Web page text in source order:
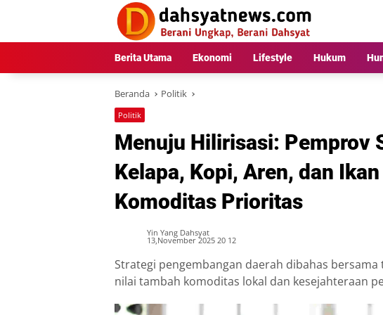
Berita Utama Ekonomi Lifestyle Hukum
Beranda Politik
Politik
Menuju Hilirisasi: Pemprov
Kelapa, Kopi, Aren, dan
Komoditas Prioritas
Yin Yang Dahsyat
13,November 2025 20 12
Strategi pengembangan daerah dibahas
nilai tambah komoditas lokal dan kesejahteraan